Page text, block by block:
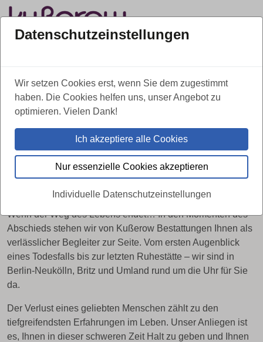
Tag & Nacht erreichbar: 030 / 626 13 36
WIR SIND FÜR SIE DA
Kußerow Bestattungen in Berlin-
Wenn der Weg des Lebens endet… In den Momenten des
Abschieds stehen wir von Kußerow Bestattungen Ihnen als
verlässlicher Begleiter zur Seite. Vom ersten Augenblick
eines Todesfalls bis zur letzten Ruhestätte – wir sind in
Berlin-Neukölln, Britz und Umland rund um die Uhr für Sie
da.
Der Verlust eines geliebten Menschen zählt zu den
tiefgreifendsten Erfahrungen im Leben. Unser Anliegen ist
es, Ihnen in dieser schweren Zeit Halt zu geben und Ihnen
Datenschutzeinstellungen
Wir setzen Cookies erst, wenn Sie dem zugestimmt
haben. Die Cookies helfen uns, unser Angebot zu
optimieren. Vielen Dank!
Ich akzeptiere alle Cookies
Nur essenzielle Cookies akzeptieren
Individuelle Datenschutzeinstellungen